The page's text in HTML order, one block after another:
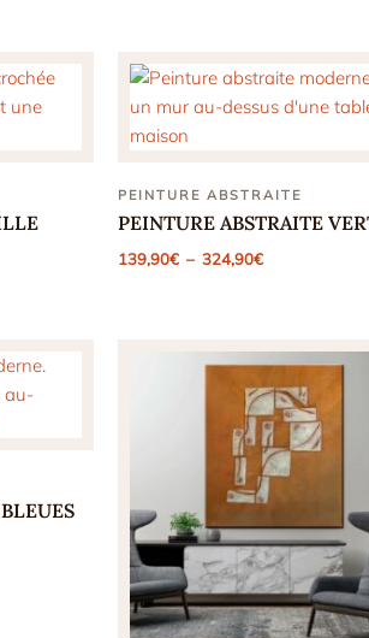
PEINTURE ABSTRAITE
PEINTURE ABSTRAITE
139,90€ – 324,90€Plage
324,90€